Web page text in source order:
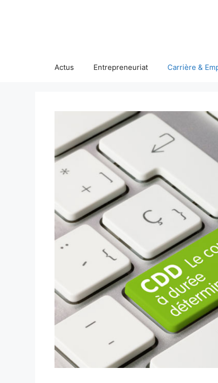
Actus Entrepreneuriat Carrière &